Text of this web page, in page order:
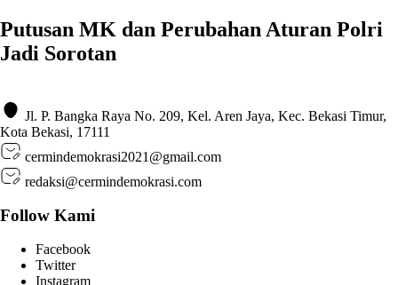
Putusan MK dan Perubahan Aturan Polri
Jadi Sorotan
Jl. P. Bangka Raya No. 209, Kel. Aren Jaya, Kec. Bekasi Timur,
Kota Bekasi, 17111
cermindemokrasi2021@gmail.com
redaksi@cermindemokrasi.com
Follow Kami
Facebook
Twitter
Instagram